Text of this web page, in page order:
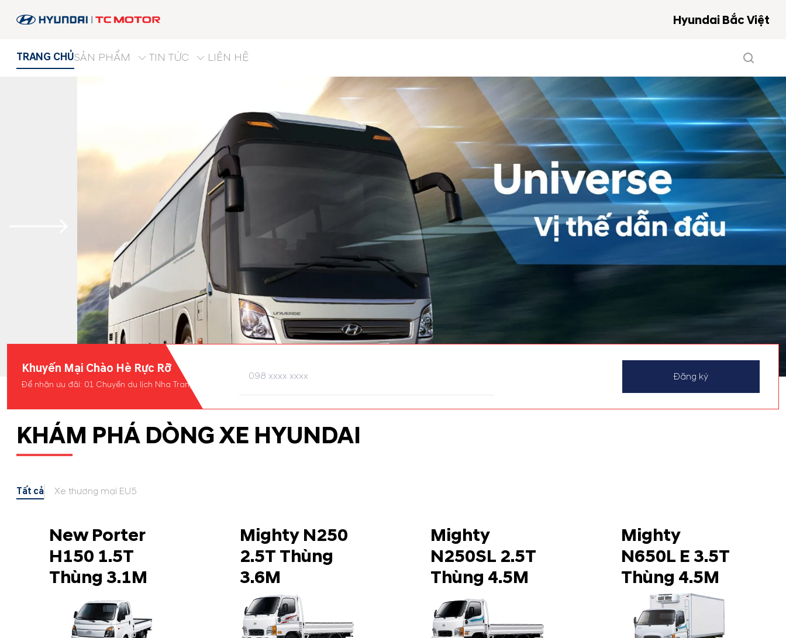
Hyundai Bắc Việt
TRANG CHỦSẢN PHẨM TIN TỨC LIÊN HỆ
Khuyến Mại Chào Hè Rực Rỡ
Để nhận ưu đãi: 01 Chuyến du lịch Nha Trang
Đăng ký
KHÁM PHÁ DÒNG XE HYUNDAI
Tất cả Xe thương mại EU5
New Porter
H150 1.5T
Thùng 3.1M
Mighty N250
2.5T Thùng
3.6M
Mighty
N250SL 2.5T
Thùng 4.5M
Mighty
N650L E 3.5T
Thùng 4.5M